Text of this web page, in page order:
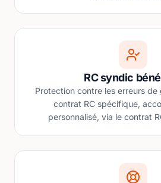
RC syndic
Protection contre les erreurs de
contrat RC spécifique,
personnalisé, via le contrat